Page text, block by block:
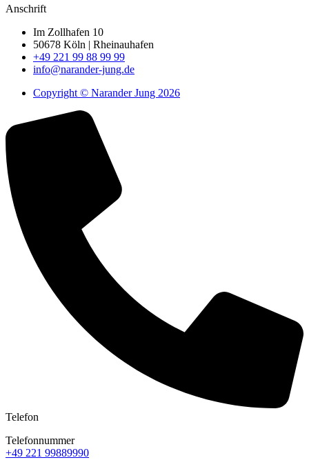
Anschrift
Im Zollhafen 10
50678 Köln | Rheinauhafen
+49 221 99 88 99 99
info@narander-jung.de
Copyright © Narander Jung 2026
Telefon
Telefonnummer
+49 221 99889990